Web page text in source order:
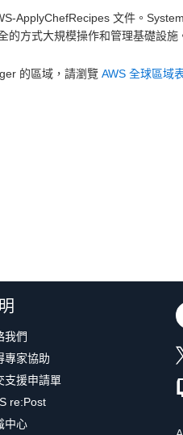
ApplyChefRecipes 文件。
方式大規模操作和管理基礎設施
的區域，請瀏覽 AWS 全球區域
我們
專家協助
支援申請單
re:Post
中心